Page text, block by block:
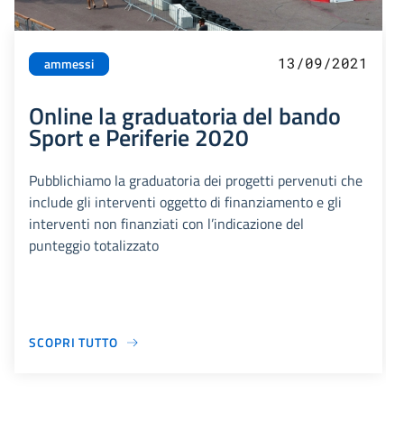
ammessi 13/09/2021
Online la graduatoria del bando
Sport e Periferie 2020
Pubblichiamo la graduatoria dei progetti pervenuti che
include gli interventi oggetto di finanziamento e gli
interventi non finanziati con l’indicazione del
punteggio totalizzato
SCOPRI TUTTO